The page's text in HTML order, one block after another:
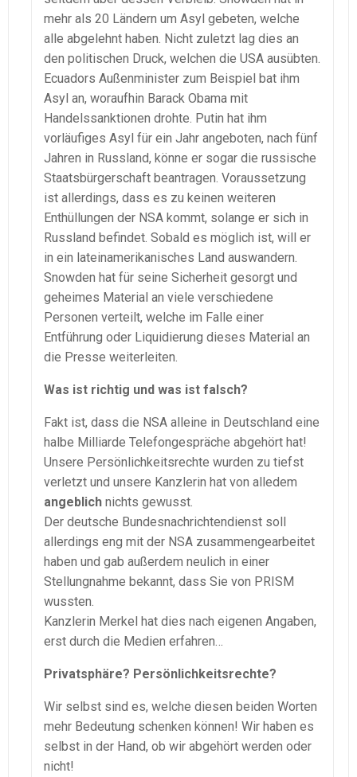
mehr als 20 Ländern um Asyl gebeten, welche
alle abgelehnt haben. Nicht zuletzt lag dies an
den politischen Druck, welchen die USA ausübten.
Ecuadors Außenminister zum Beispiel bat ihm
Asyl an, woraufhin Barack Obama mit
Handelssanktionen drohte. Putin hat ihm
vorläufiges Asyl für ein Jahr angeboten, nach fünf
Jahren in Russland, könne er sogar die russische
Staatsbürgerschaft beantragen. Voraussetzung
ist allerdings, dass es zu keinen weiteren
Enthüllungen der NSA kommt, solange er sich in
Russland befindet. Sobald es möglich ist, will er
in ein lateinamerikanisches Land auswandern.
Snowden hat für seine Sicherheit gesorgt und
geheimes Material an viele verschiedene
Personen verteilt, welche im Falle einer
Entführung oder Liquidierung dieses Material an
die Presse weiterleiten.
Was ist richtig und was ist falsch?
Fakt ist, dass die NSA alleine in Deutschland eine
halbe Milliarde Telefongespräche abgehört hat!
Unsere Persönlichkeitsrechte wurden zu tiefst
verletzt und unsere Kanzlerin hat von alledem
angeblich nichts gewusst.
Der deutsche Bundesnachrichtendienst soll
allerdings eng mit der NSA zusammengearbeitet
haben und gab außerdem neulich in einer
Stellungnahme bekannt, dass Sie von PRISM
wussten.
Kanzlerin Merkel hat dies nach eigenen Angaben,
erst durch die Medien erfahren…
Privatsphäre? Persönlichkeitsrechte?
Wir selbst sind es, welche diesen beiden Worten
mehr Bedeutung schenken können! Wir haben es
selbst in der Hand, ob wir abgehört werden oder
nicht!